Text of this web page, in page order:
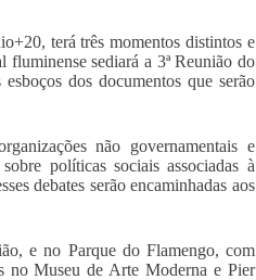
terá três momentos distintos e
sediará a 3ª Reunião do
dos documentos que serão
não governamentais e
políticas sociais associadas à
debates serão encaminhadas aos
e no Parque do Flamengo, com
no Museu de Arte Moderna e Pier